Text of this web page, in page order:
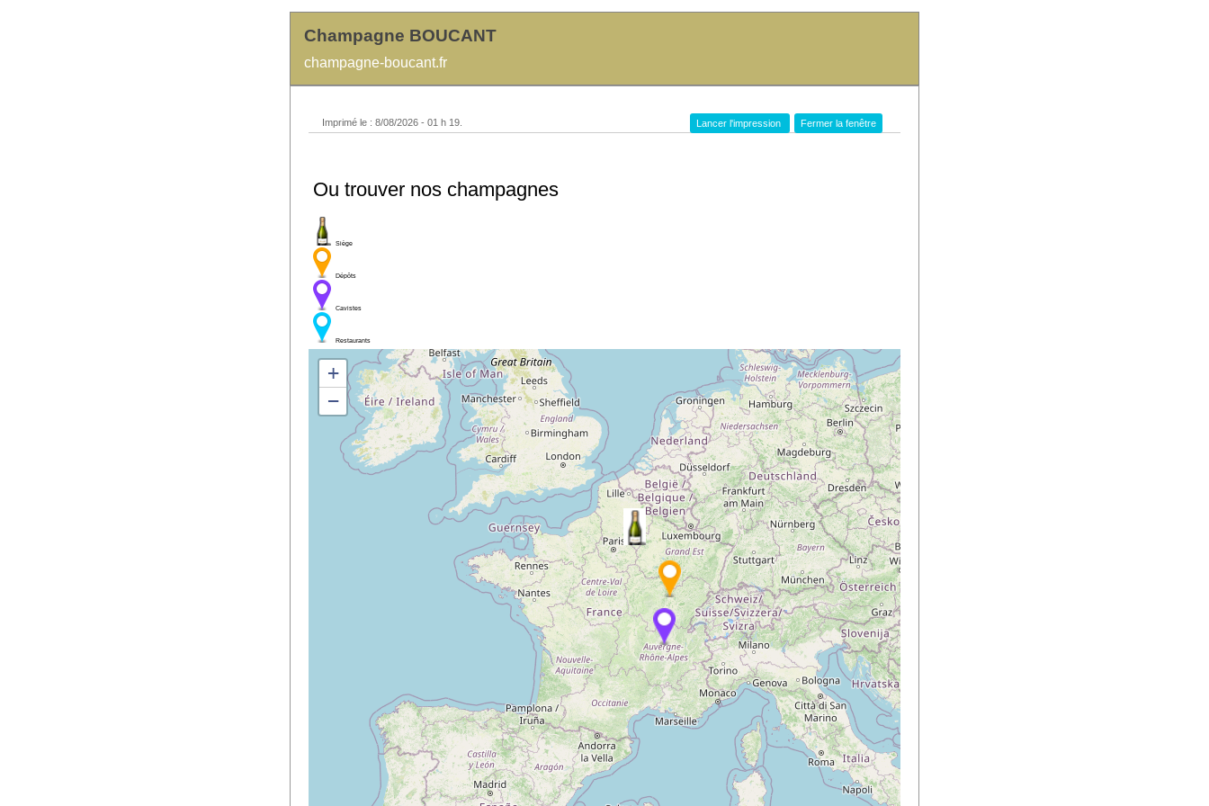
Champagne BOUCANT
champagne-boucant.fr
Imprimé le : 8/08/2026 - 01 h 19. Lancer l'impression Fermer la fenêtre
Ou trouver nos champagnes
Siège
Dépôts
Cavistes
Restaurants
+
−